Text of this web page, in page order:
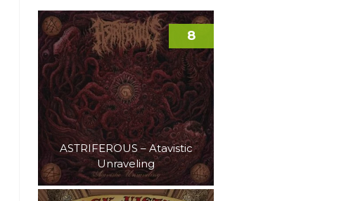
ASTRIFEROUS – Atavistic
Unraveling
8